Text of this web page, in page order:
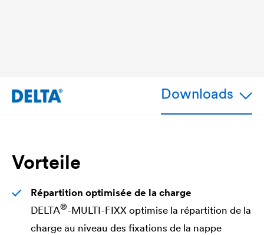
Downloads
Vorteile
Répartition optimisée de la charge
DELTA®-MULTI-FIXX optimise la répartition de la
charge au niveau des fixations de la nappe